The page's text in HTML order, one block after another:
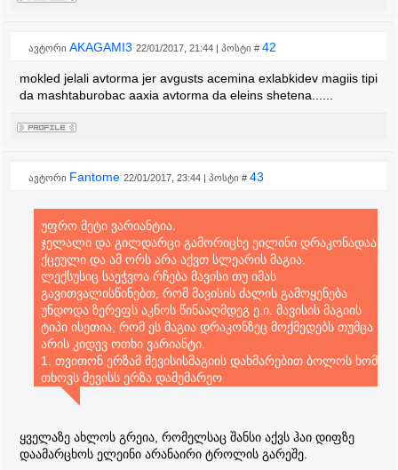
ავტორი AKAGAMI3 22/01/2017, 21:44 | პოსტი # 42
mokled jelali avtorma jer avgusts acemina exlabkidev magiis tipi
da mashtaburobac aaxia avtorma da eleins shetena......
ავტორი Fantome 22/01/2017, 23:44 | პოსტი # 43
უფრო მეტი ვარიანტია.
ჯელალი და გილდარცი გამორიცხე ეილინი დრაკონადაა
ქცეული და ამ ორს არა აქვთ სლეარის მაგია.
ლექსუსიც საეჭვოა რჩება მავისი თუ იმას
გავითვალისწინებთ, რომ მავისის ძალის გამოყენება
უნდოდა ზერეფს აკნოს წინააღმდეგ ე.ი. მავისის მაგიის
ტიპი ისეთია, რომ ეს მაგია დრაკონზეც მოქმედებს თუმცა
არის კიდევ ოთხი ვარიანტი.
1. თვითონ ერზამ მევისისმაგიის დახმარებით ბოლოს ხომ
თხოვს მევისს ერზა დამემარეო
2. გრეი თავისი დემონ სლეარის მაგიით
4. აკნოლოგია - შეიძლება ადამიანში აკნოვ მერ იგრძნო
დრაკონის ძალა, მაგრამ დრაკონად ქცეული ელეინი იმ
დონის დრაკონ სლეარმა, როგორიც აკნოლოგიაა კი
ყველაზე ახლოს გრეია, რომელსაც შანსი აქვს ჰაი დიფზე
დაამარცხოს ელეინი არანაირი ტროლის გარეშე.